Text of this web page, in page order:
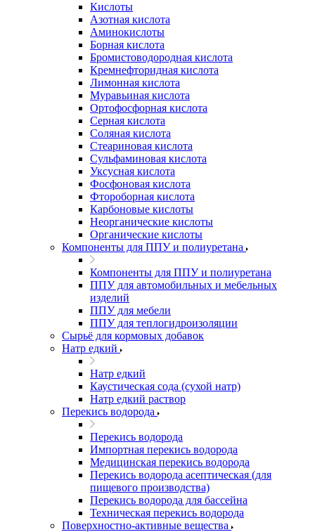
Кислоты
Азотная кислота
Аминокислоты
Борная кислота
Бромистоводородная кислота
Кремнефторидная кислота
Лимонная кислота
Муравьиная кислота
Ортофосфорная кислота
Серная кислота
Соляная кислота
Стеариновая кислота
Сульфаминовая кислота
Уксусная кислота
Фосфоновая кислота
Фтороборная кислота
Карбоновые кислоты
Неорганические кислоты
Органические кислоты
Компоненты для ППУ и полиуретана
Компоненты для ППУ и полиуретана
ППУ для автомобильных и мебельных
изделий
ППУ для мебели
ППУ для теплогидроизоляции
Сырьё для кормовых добавок
Натр едкий
Натр едкий
Каустическая сода (сухой натр)
Натр едкий раствор
Перекись водорода
Перекись водорода
Импортная перекись водорода
Медицинская перекись водорода
Перекись водорода асептическая (для
пищевого производства)
Перекись водорода для бассейна
Техническая перекись водорода
Поверхностно-активные вещества